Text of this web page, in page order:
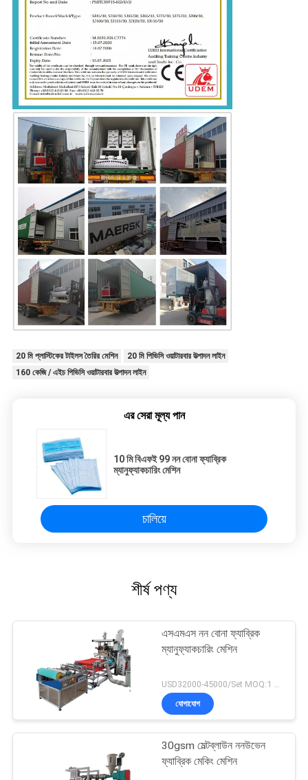
20 মি প্লাস্টিকের টাইলস তৈরির মেশিন
20 মি পিভিসি ওয়াটারবার উত্পাদন লাইন
160 কেজি / এইচ পিভিসি ওয়াটারবার উত্পাদন লাইন
এর সেরা মূল্য পান
10 মি বিএফই 99 নন বোনা ফ্যাব্রিক
ম্যানুফ্যাকচারিং মেশিন
চালিয়ে
শীর্ষ পণ্য
এসএমএস নন বোনা ফ্যাব্রিক
ম্যানুফ্যাকচারিং মেশিন
যোগাযোগ
30gsm মেল্টব্লাউন ননউভেন
ফ্যাব্রিক মেকিং মেশিন